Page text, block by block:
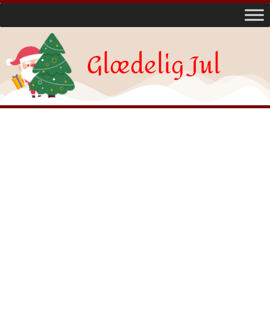
Glædelig Jul